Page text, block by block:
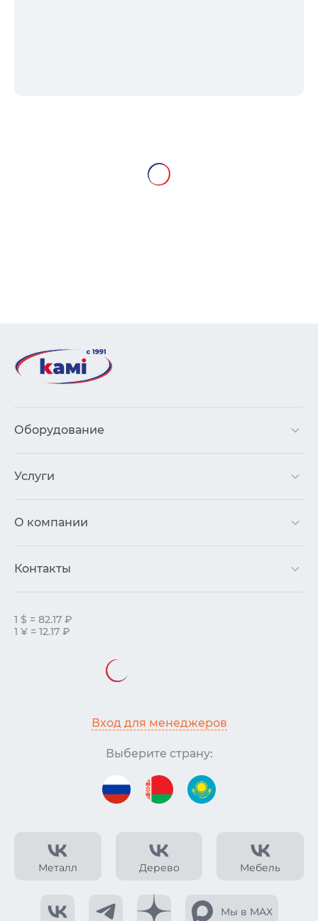
Металл Дерево Мебель
Мы в MAX
Оборудование
Услуги
О компании
Контакты
1 $ = 82.17 ₽
1 ¥ = 12.17 ₽
Вход для менеджеров
Выберите страну: